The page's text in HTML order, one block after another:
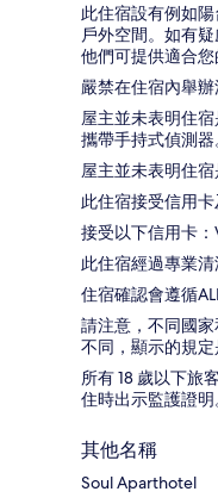
此住宿設有例如
戶外空間。如有
他們可提供適合您
嚴禁在住宿內舉辦
屋主並未表明住
攜帶手持式偵測器
屋主並未表明住宿
此住宿接受信用
接受以下信用卡
此住宿經過專業清
住宿確認會遵循
請注意，不同國
不同，顯示的規定
所有 18 歲以下旅
住時出示監護證明
其他名稱
Soul Aparthotel